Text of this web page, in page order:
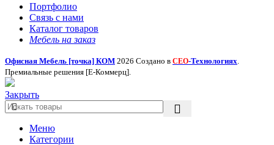
Портфолио
Связь с нами
Каталог товаров
Мебель на заказ
Офисная Мебель [точка] КОМ 2026 Создано в СЕО-Технологиях
Премиальные решения [Е-Коммерц].
Закрыть
Меню
Категории